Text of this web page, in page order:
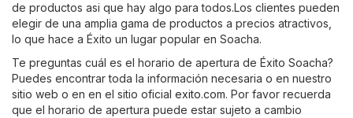
de productos asi que hay algo para todos.Los clientes pueden
elegir de una amplia gama de productos a precios atractivos,
lo que hace a Éxito un lugar popular en Soacha.
Te preguntas cuál es el horario de apertura de Éxito Soacha?
Puedes encontrar toda la información necesaria o en nuestro
sitio web o en en el sitio oficial exito.com. Por favor recuerda
que el horario de apertura puede estar sujeto a cambio